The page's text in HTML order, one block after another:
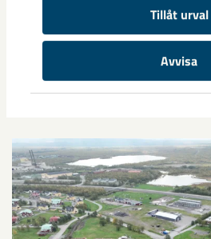
Tillåt urval
Avvisa
Relaterat innehåll